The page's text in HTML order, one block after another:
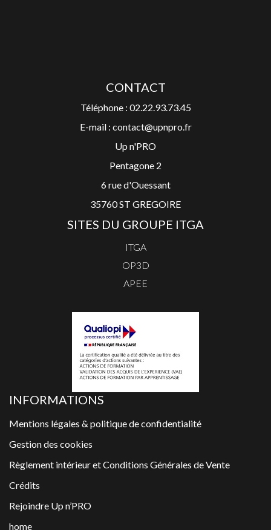
CONTACT
Téléphone : 02.22.93.73.45
E-mail : contact@upnpro.fr
Up n'PRO
Pentagone 2
6 rue d'Ouessant
35760 ST GREGOIRE
SITES DU GROUPE ITGA
ITGA
OP3D
APEE
INFORMATIONS
Mentions légales & politique de confidentialité
Gestion des cookies
Règlement intérieur et Conditions Générales de Vente
Crédits
Rejoindre Up n’PRO
home